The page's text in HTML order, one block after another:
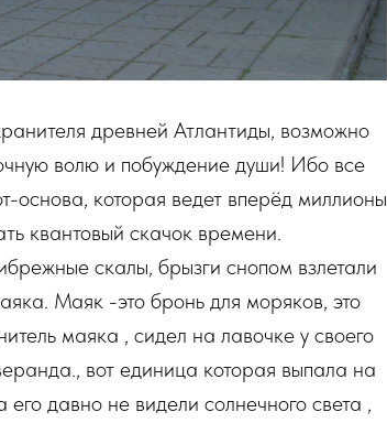
древней Атлантиды, возможно
волю и побуждение души! Ибо все
которая ведет вперёд миллионы
квантовый скачок времени.
скалы, брызги снопом взлетали
Маяк -это бронь для моряков, это
маяка , сидел на лавочке у своего
вот единица которая выпала на
давно не видели солнечного света ,